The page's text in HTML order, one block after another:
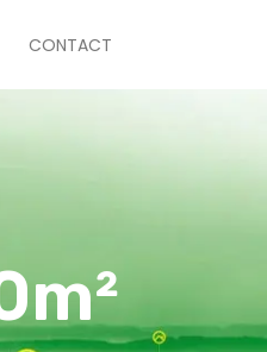
CONTACT